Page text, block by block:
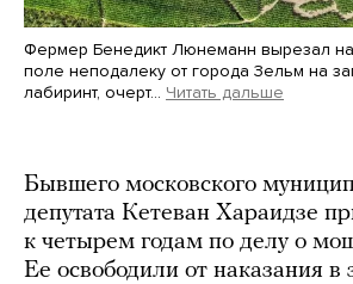
Фермер Бенедикт Люнеманн вырезал
поле неподалеку от города Зельм на
лабиринт, очерт… Читать дальше
Бывшего московского
депутата Кетеван Хараидзе
к четырем годам по делу о
Ее освободили от наказания в